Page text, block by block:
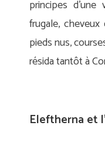
principes
frugale,
pieds nus,
résida tantôt à
Eleftherna et